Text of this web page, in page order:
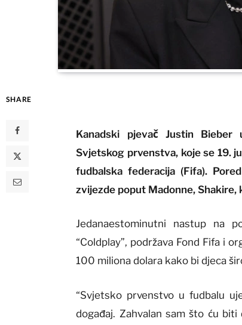
SHARE
Kanadski pjevač Justin Bieber
Svjetskog prvenstva, koje se 19.
fudbalska federacija (Fifa).
zvijezde poput Madonne, Shakire,
Jedanaestominutni nastup na
“Coldplay”, podržava Fond Fifa i
100 miliona dolara kako bi djeca
“Svjetsko prvenstvo u fudbalu
događaj. Zahvalan sam što ću